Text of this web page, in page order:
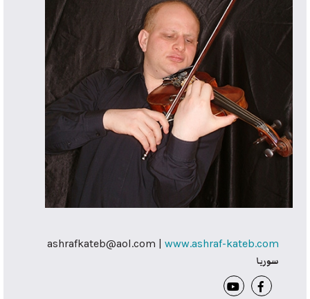
ashrafkateb@aol.com | www.ashraf-kateb.com
سوريا